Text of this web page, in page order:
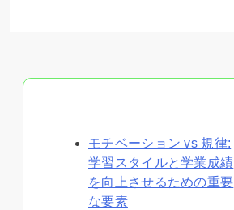
モチベーション vs 規律:
学習スタイルと学業成績
を向上させるための重要
な要素